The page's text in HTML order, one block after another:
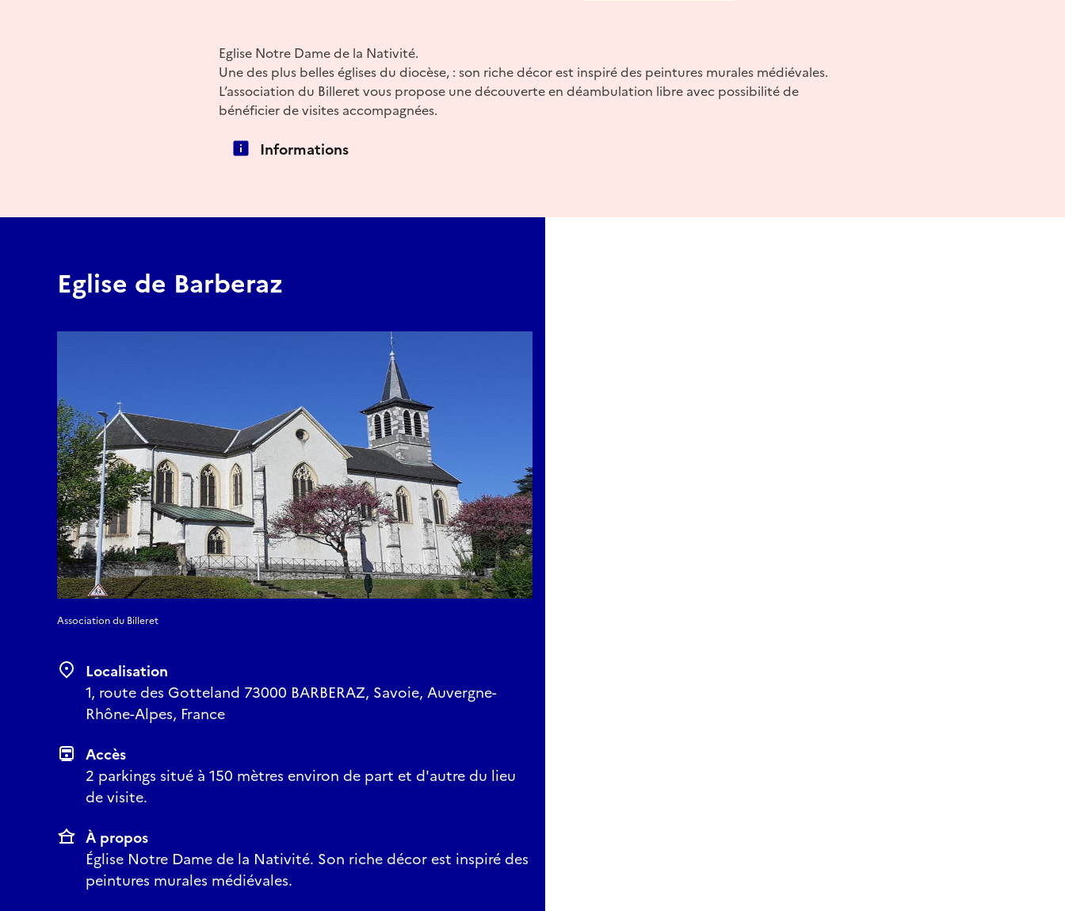
Eglise Notre Dame de la Nativité.
Une des plus belles églises du diocèse, : son riche décor est inspiré des peintures murales médiévales.
L’association du Billeret vous propose une découverte en déambulation libre avec possibilité de
bénéficier de visites accompagnées.
Informations
Eglise de Barberaz
Association du Billeret
Localisation
1, route des Gotteland 73000 BARBERAZ, Savoie, Auvergne-
Rhône-Alpes, France
Accès
2 parkings situé à 150 mètres environ de part et d'autre du lieu
de visite.
À propos
Église Notre Dame de la Nativité. Son riche décor est inspiré des
peintures murales médiévales.